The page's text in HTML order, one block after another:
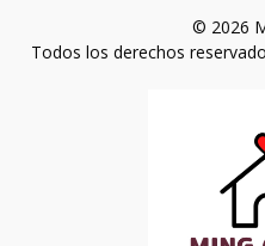
© 2026
Todos los derechos